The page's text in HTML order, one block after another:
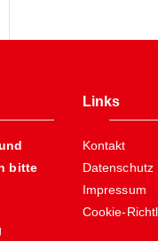
bitte
Links
Kontakt
Datenschutz
Impressum
Cookie-